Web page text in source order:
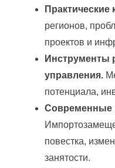
Практические
регионов,
проектов и
Инструменты
управления.
потенциала,
Современные
повестка,
занятости.